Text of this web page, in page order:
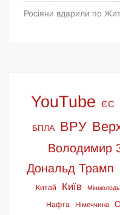
Росіяни вдарили по
YouTube ЄС
БПЛА ВРУ
Володимир
Дональд Трамп
Китай Київ
Нафта Німеччина